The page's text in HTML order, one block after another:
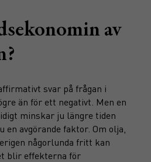
av
svar på frågan i
än för ett negativt. Men en
minskar ju längre tiden
en avgörande faktor. Om olja,
någorlunda fritt kan
blir effekterna för